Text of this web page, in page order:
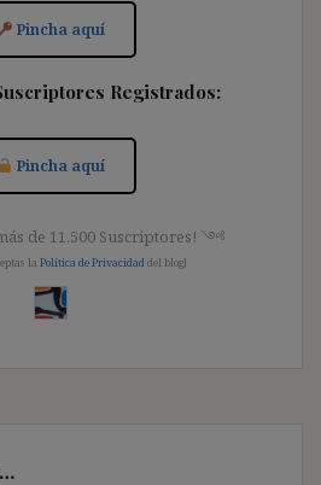
Pincha aquí
Registrados:
Pincha aquí
de 11.500 Suscriptores! ༺
la Política de Privacidad del blog]